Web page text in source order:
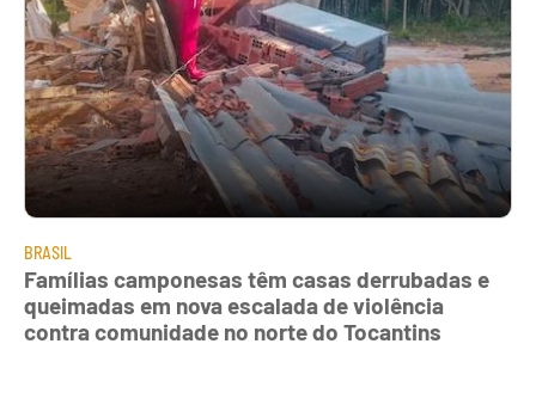
BRASIL
Famílias camponesas têm casas derrubadas e
queimadas em nova escalada de violência
contra comunidade no norte do Tocantins